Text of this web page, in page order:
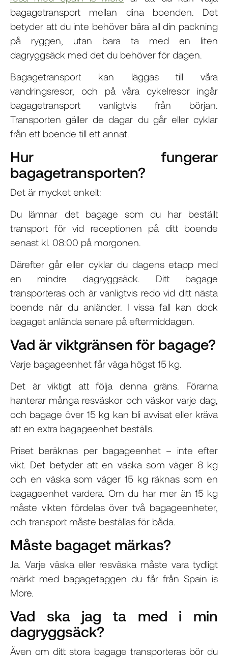
bagagetransport mellan dina boenden. Det
betyder att du inte behöver bära all din packning
på ryggen, utan bara ta med en liten
dagryggsäck med det du behöver för dagen.
Bagagetransport kan läggas till våra
vandringsresor, och på våra cykelresor ingår
bagagetransport vanligtvis från början.
Transporten gäller de dagar du går eller cyklar
från ett boende till ett annat.
Hur fungerar
bagagetransporten?
Det är mycket enkelt:
Du lämnar det bagage som du har beställt
transport för vid receptionen på ditt boende
senast kl. 08:00 på morgonen.
Därefter går eller cyklar du dagens etapp med
en mindre dagryggsäck. Ditt bagage
transporteras och är vanligtvis redo vid ditt nästa
boende när du anländer. I vissa fall kan dock
bagaget anlända senare på eftermiddagen.
Vad är viktgränsen för bagage?
Varje bagageenhet får väga högst 15 kg.
Det är viktigt att följa denna gräns. Förarna
hanterar många resväskor och väskor varje dag,
och bagage över 15 kg kan bli avvisat eller kräva
att en extra bagageenhet beställs.
Priset beräknas per bagageenhet – inte efter
vikt. Det betyder att en väska som väger 8 kg
och en väska som väger 15 kg räknas som en
bagageenhet vardera. Om du har mer än 15 kg
måste vikten fördelas över två bagageenheter,
och transport måste beställas för båda.
Måste bagaget märkas?
Ja. Varje väska eller resväska måste vara tydligt
märkt med bagagetaggen du får från Spain is
More.
Vad ska jag ta med i min
dagryggsäck?
Även om ditt stora bagage transporteras bör du